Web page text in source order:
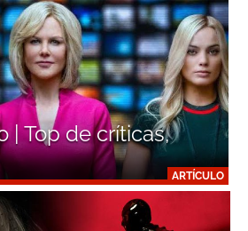
ARTÍCULO
| Top de críticas,